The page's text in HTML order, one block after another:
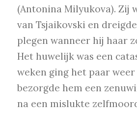
(Antonina Milyukova). Zij
van Tsjaikovski en
plegen wanneer hij haar
Het huwelijk was een
weken ging het paar
bezorgde hem een
na een mislukte